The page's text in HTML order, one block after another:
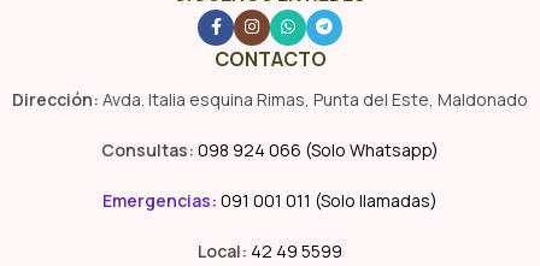
CONTACTO
Dirección: Avda. Italia esquina Rimas, Punta del Este, Maldonado
Consultas: 098 924 066 (Solo Whatsapp)
Emergencias: 091 001 011 (Solo llamadas)
Local: 42 49 5599